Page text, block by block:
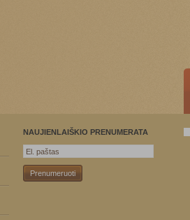
NAUJIENLAIŠKIO PRENUMERATA